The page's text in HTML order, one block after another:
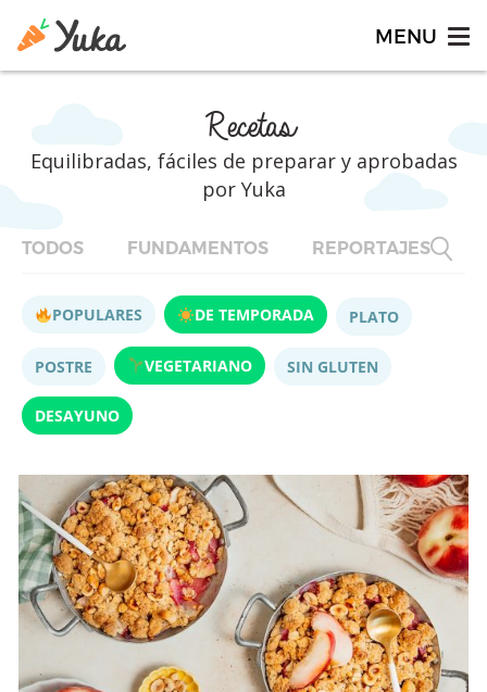
Recetas
Equilibradas, fáciles de preparar y aprobadas
por Yuka
TODOS FUNDAMENTOS REPORTAJES
POPULARES DE TEMPORADA PLATO
POSTRE VEGETARIANO SIN GLUTEN
DESAYUNO